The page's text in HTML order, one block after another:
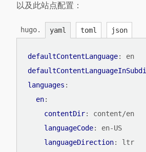
以及此站点配置：
hugo. yaml toml json
defaultContentLanguage:
en
languages :
en:
contentDir:
content/en
languageCode:
en-US
languageDirection:
ltr